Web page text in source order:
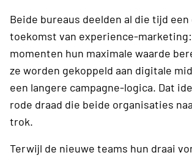
Beide bureaus deelden al die tijd
toekomst van experience-
momenten hun maximale waarde
ze worden gekoppeld aan digitale
een langere campagne-logica. Dat
rode draad die beide organisaties
trok.
Terwijl de nieuwe teams hun draai